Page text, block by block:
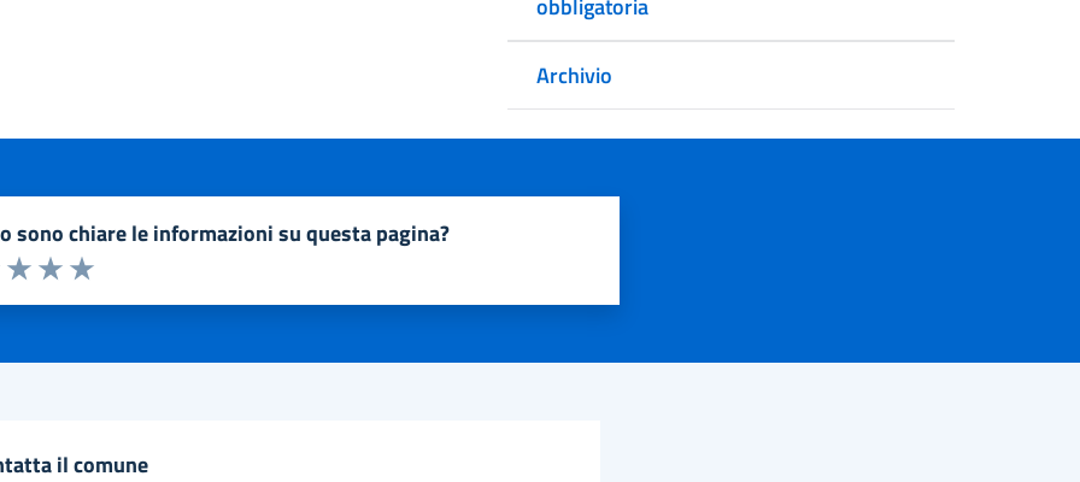
obbligatoria
Archivio
sono chiare le informazioni su questa pagina?
1 a 5 stelle la pagina
Valuta 5 stelle su 5
Valuta 4 stelle su 5
Valuta 3 stelle su 5
2 stelle su 5
stelle su 5
il comune